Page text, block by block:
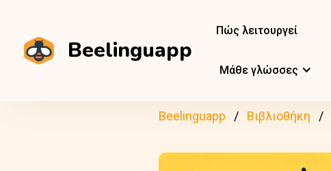
Beelinguapp
Πώς λειτουργεί
Μάθε γλώσσες
Beelinguapp Βιβλιοθήκη